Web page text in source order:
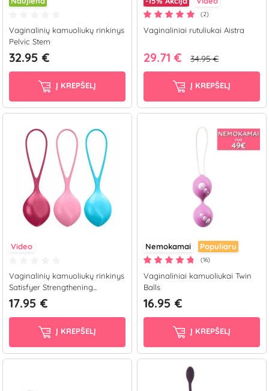
Vaginalinių kamuoliukų rinkinys
Pelvic Stem
32.95 €
Į KREPŠELĮ
(2)
Vaginaliniai rutuliukai Aistra
29.71 € 34.95 €
Į KREPŠELĮ
Video
Vaginalinių kamuoliukų rinkinys
Satisfyer Strengthening...
17.95 €
Į KREPŠELĮ
Nemokamai Populiaru
(16)
Vaginaliniai kamuoliukai Twin
Balls
16.95 €
Į KREPŠELĮ